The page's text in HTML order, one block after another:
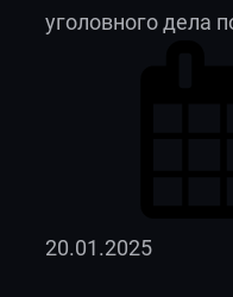
уголовного дела
20.01.2025